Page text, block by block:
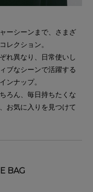
ーシーンまで、さまざ
レクション。
れ異なり、日常使いし
ブなシーンで活躍する
ンナップ。
ろん、毎日持ちたくな
お気に入りを見つけて
BAG